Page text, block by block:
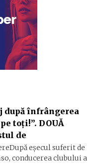
după înfrângerea
toți!”. DOUĂ
de
eșecul suferit de
conducerea clubului a